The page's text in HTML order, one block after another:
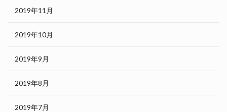
2019年11月
2019年10月
2019年9月
2019年8月
2019年7月